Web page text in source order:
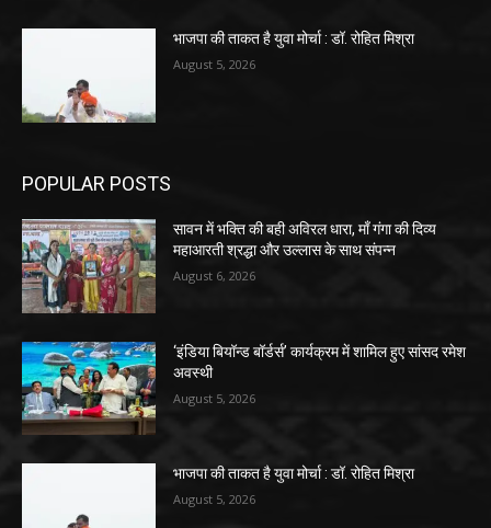
भाजपा की ताकत है युवा मोर्चा : डॉ. रोहित मिश्रा
August 5, 2026
POPULAR POSTS
सावन में भक्ति की बही अविरल धारा, माँ गंगा की दिव्य
महाआरती श्रद्धा और उल्लास के साथ संपन्न
August 6, 2026
‘इंडिया बियॉन्ड बॉर्डर्स’ कार्यक्रम में शामिल हुए सांसद रमेश
अवस्थी
August 5, 2026
भाजपा की ताकत है युवा मोर्चा : डॉ. रोहित मिश्रा
August 5, 2026